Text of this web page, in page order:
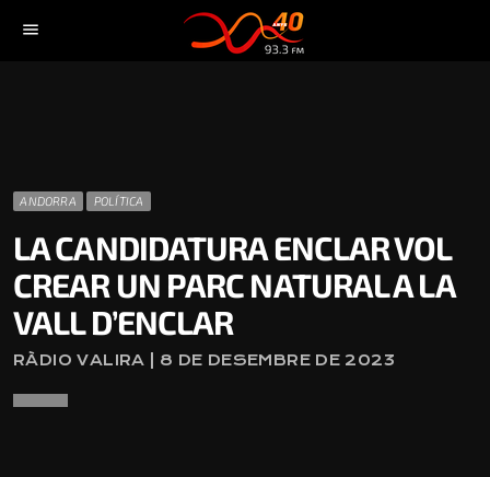
menu
ANDORRA POLÍTICA
LA CANDIDATURA ENCLAR VOL
CREAR UN PARC NATURAL A LA
VALL D’ENCLAR
RÀDIO VALIRA | 8 DE DESEMBRE DE 2023